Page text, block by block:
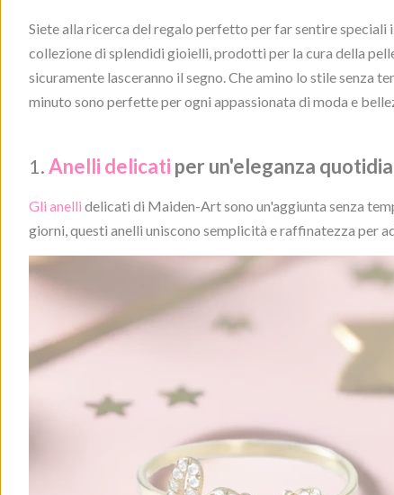
Siete alla ricerca del regalo perfetto per far sentire
collezione di splendidi gioielli, prodotti per la cura della
sicuramente lasceranno il segno. Che amino lo stile senza
minuto sono perfette per ogni appassionata di moda e
1.Anelli delicati per un'eleganza
Gli anelli delicati di Maiden-Artsono un'aggiunta senza
giorni, questi anelli uniscono semplicità e raffinatezza per